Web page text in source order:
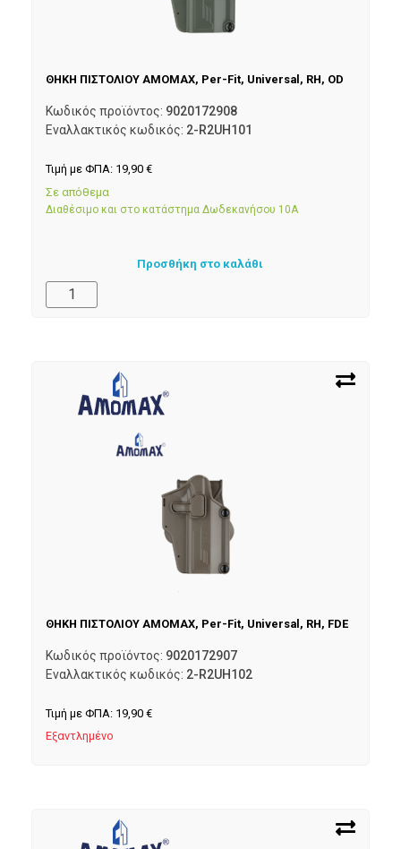
ΘΗΚΗ ΠΙΣΤΟΛΙΟΥ AMOMAX, Per-Fit, Universal, RH, OD
Κωδικός προϊόντος: 9020172908
Εναλλακτικός κωδικός: 2-R2UH101
Τιμή με ΦΠΑ: 19,90 €
Σε απόθεμα
Διαθέσιμο και στο κατάστημα Δωδεκανήσου 10Α
Προσθήκη στο καλάθι
ΘΗΚΗ ΠΙΣΤΟΛΙΟΥ AMOMAX, Per-Fit, Universal, RH, FDE
Κωδικός προϊόντος: 9020172907
Εναλλακτικός κωδικός: 2-R2UH102
Τιμή με ΦΠΑ: 19,90 €
Εξαντλημένο